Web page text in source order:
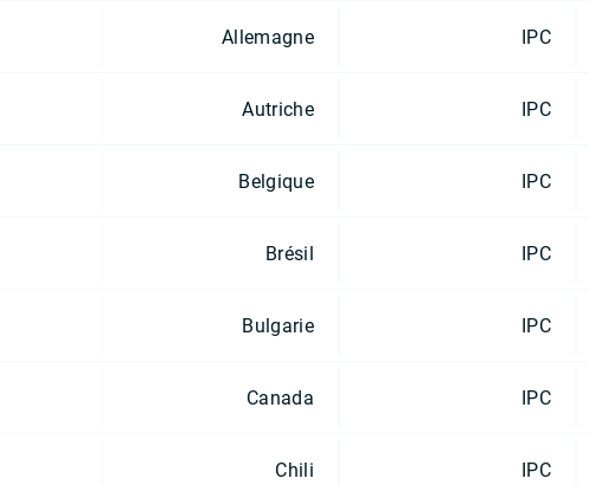
Allemagne IPC
Autriche IPC
Belgique IPC
Brésil IPC
Bulgarie IPC
Canada IPC
Chili IPC